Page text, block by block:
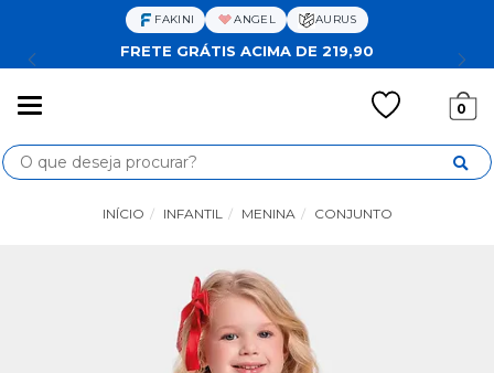
FAKINI ANGEL AURUS
FRETE GRÁTIS ACIMA DE 219,90
0
Busca
INÍCIO INFANTIL MENINA CONJUNTO